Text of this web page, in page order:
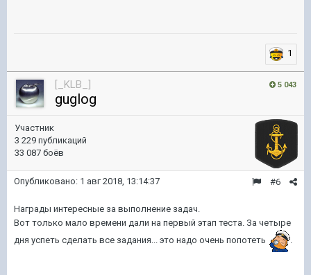
1
5 043
[_KLB_]
guglog
Участник
3 229 публикаций
33 087 боёв
#6
Опубликовано: 1 авг 2018, 13:14:37
Награды интересные за выполнение задач.
Вот только мало времени дали на первый этап теста. За четыре
дня успеть сделать все задания... это надо очень попотеть
.